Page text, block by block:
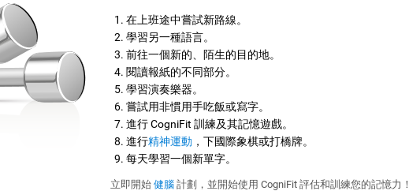
在上班途中嘗試新路線。
學習另一種語言。
前往一個新的、陌生的目的地。
閱讀報紙的不同部分。
學習演奏樂器。
嘗試用非慣用手吃飯或寫字。
進行 CogniFit 訓練及其記憶遊戲。
進行精神運動 ，下國際象棋或打橋牌。
每天學習一個新單字。
立即開始 健腦 計劃，並開始使用 CogniFit 評估和訓練您的記憶力！